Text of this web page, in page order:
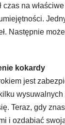
czas na
Następnie
kokardy
jest
Teraz, gdy
i ozdabiać